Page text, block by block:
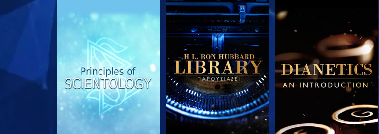
ΕΞΕΡΕΥΝΗΣΤΕ ΤΗ ΣΕΙΡΑ ΕΞΕΡΕΥΝΗΣΤΕ ΤΗ ΣΕΙΡΑ ΕΞΕΡΕΥΝΗΣΤΕ ΤΗ ΣΕΙΡΑ